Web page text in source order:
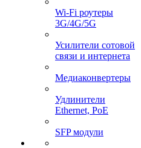
Wi-Fi роутеры
3G/4G/5G
Усилители сотовой
связи и интернета
Медиаконвертеры
Удлинители
Ethernet, PoE
SFP модули